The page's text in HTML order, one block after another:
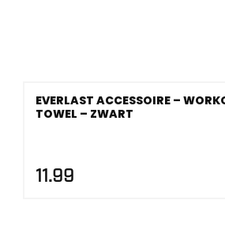
EVERLAST ACCESSOIRE –
TOWEL – ZWART
11.99